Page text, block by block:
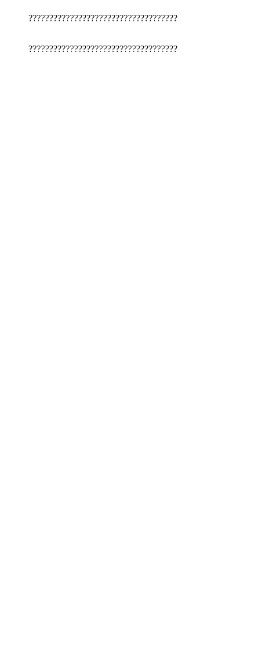
????????????????????????????????????
????????????????????????????????????